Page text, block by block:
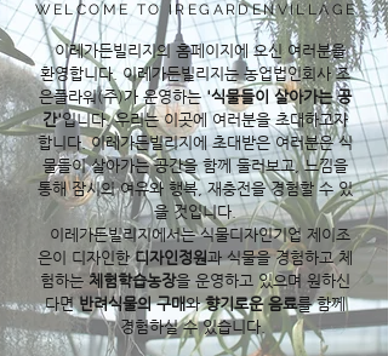
WELCOME TO IREGARDENVILLAGE
이레가든빌리지의 홈페이지에 오신 여러분을
환영합니다. 이레가든빌리지는 농업법인회사 조
은플라워(주)가 운영하는'식물들이 살아가는 공
간'입니다. 우리는 이곳에 여러분을 초대하고자
합니다. 이레가든빌리지에 초대받은 여러분은 식
물들이 살아가는 공간을 함께 둘러보고, 느낌을
통해 잠시의 여유와 행복, 재충전을 경험할 수 있
을 것입니다.
이레가든빌리지에서는 식물디자인기업 제이조
은이 디자인한디자인정원과 식물을 경험하고 체
험하는 체험학습농장을 운영하고 있으며 원하신
다면반려식물의 구매와향기로운 음료를 함께
경험하실 수 있습니다.